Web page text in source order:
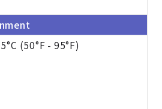
(50°F - 95°F)